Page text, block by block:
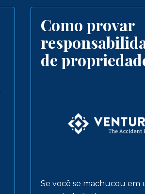
Como provar
de
Se você se machucou em